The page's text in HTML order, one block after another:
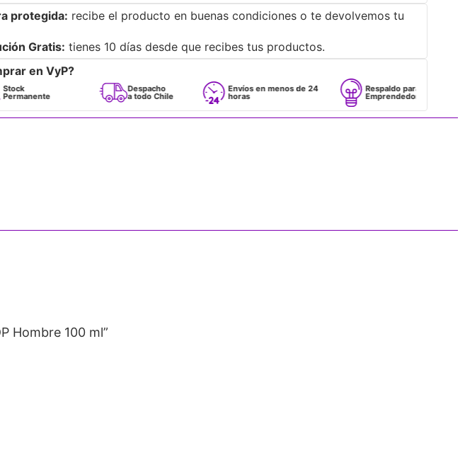
protegida: recibe el producto en buenas condiciones o te devolvemos tu
Gratis: tienes 10 días desde que recibes tus productos.
en VyP?
Despacho
a todo Chile
Envíos en menos de 24
horas
Respaldo para
Emprendedores
Hombre 100 ml”